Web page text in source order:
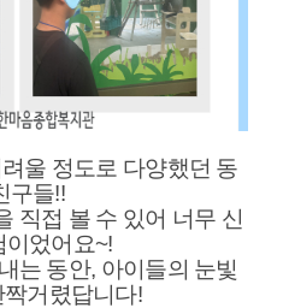
울 정도로 다양했던 동
구들!!
직접 볼 수 있어 너무 신
이었어요~!
는 동안, 아이들의 눈빛
거렸답니다!